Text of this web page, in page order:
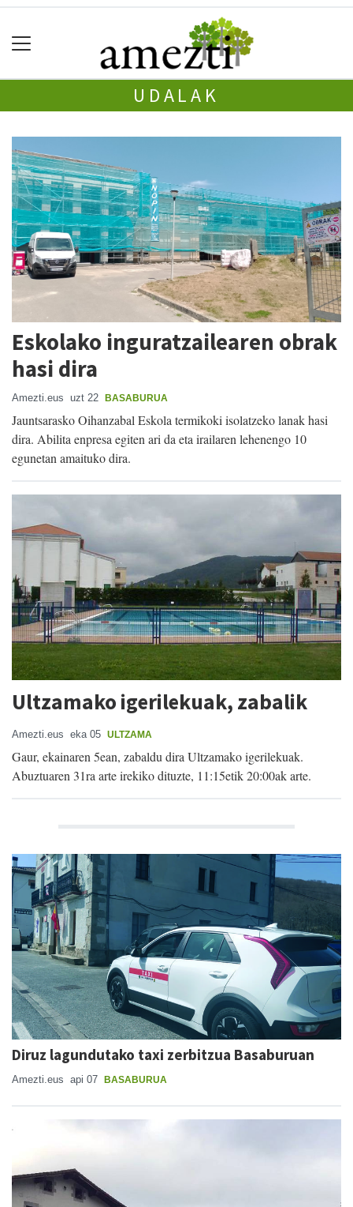
UDALAK
Eskolako inguratzailearen obrak
hasi dira
Amezti.eus uzt 22 BASABURUA
Jauntsarasko Oihanzabal Eskola termikoki isolatzeko lanak hasi
dira. Abilita enpresa egiten ari da eta irailaren lehenengo 10
egunetan amaituko dira.
Ultzamako igerilekuak, zabalik
Amezti.eus eka 05 ULTZAMA
Gaur, ekainaren 5ean, zabaldu dira Ultzamako igerilekuak.
Abuztuaren 31ra arte irekiko dituzte, 11:15etik 20:00ak arte.
Diruz lagundutako taxi zerbitzua Basaburuan
Amezti.eus api 07 BASABURUA